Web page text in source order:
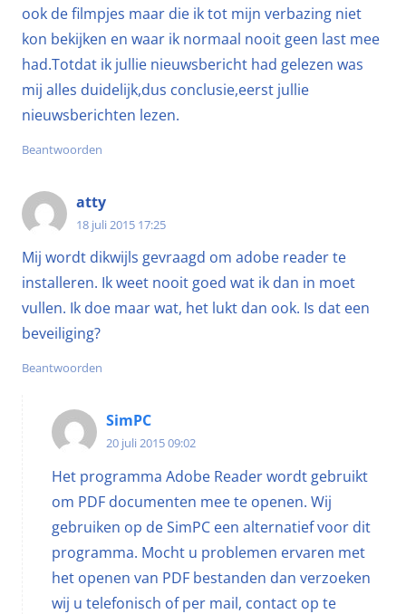
ook de filmpjes maar die ik tot mijn verbazing niet
kon bekijken en waar ik normaal nooit geen last mee
had.Totdat ik jullie nieuwsbericht had gelezen was
mij alles duidelijk,dus conclusie,eerst jullie
nieuwsberichten lezen.
Beantwoorden
atty
18 juli 2015 17:25
Mij wordt dikwijls gevraagd om adobe reader te
installeren. Ik weet nooit goed wat ik dan in moet
vullen. Ik doe maar wat, het lukt dan ook. Is dat een
beveiliging?
Beantwoorden
SimPC
20 juli 2015 09:02
Het programma Adobe Reader wordt gebruikt
om PDF documenten mee te openen. Wij
gebruiken op de SimPC een alternatief voor dit
programma. Mocht u problemen ervaren met
het openen van PDF bestanden dan verzoeken
wij u telefonisch of per mail, contact op te